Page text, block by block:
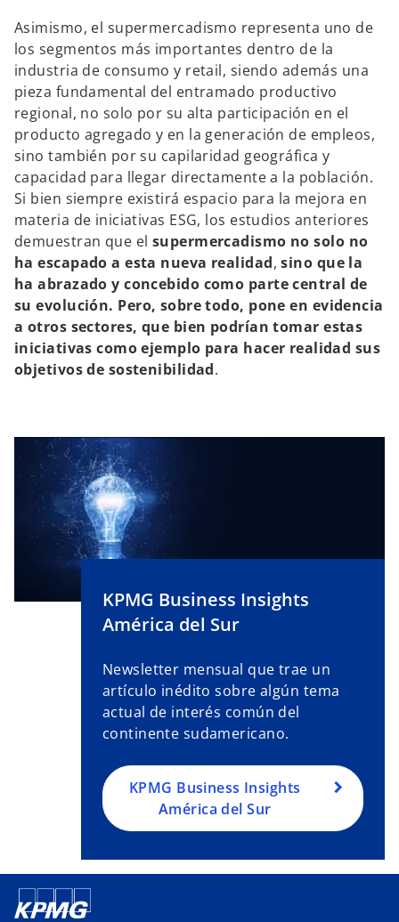
Asimismo, el supermercadismo representa uno de
los segmentos más importantes dentro de la
industria de consumo y retail, siendo además una
pieza fundamental del entramado productivo
regional, no solo por su alta participación en el
producto agregado y en la generación de empleos,
sino también por su capilaridad geográfica y
capacidad para llegar directamente a la población.
Si bien siempre existirá espacio para la mejora en
materia de iniciativas ESG, los estudios anteriores
demuestran que el supermercadismo no solo no
ha escapado a esta nueva realidad,sino que la
ha abrazado y concebido como parte central de
su evolución. Pero, sobre todo, pone en evidencia
a otros sectores, que bien podrían tomar estas
iniciativas como ejemplo para hacer realidad sus
objetivos de sostenibilidad.
KPMG Business Insights
América del Sur
Newsletter mensual que trae un
artículo inédito sobre algún tema
actual de interés común del
continente sudamericano.
KPMG Business Insights
América del Sur
s
e
b
r
e
n
u
n
p
a